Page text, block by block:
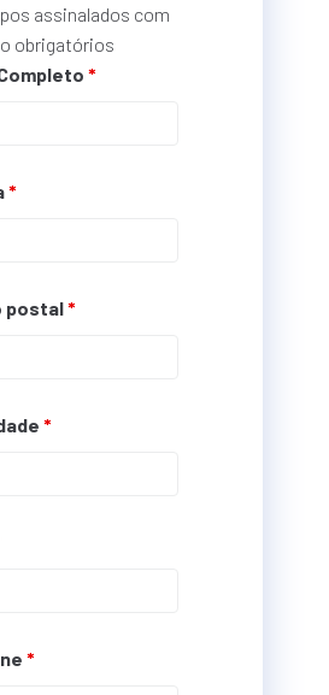
assinalados com
obrigatórios
*
*
postal*
*
*